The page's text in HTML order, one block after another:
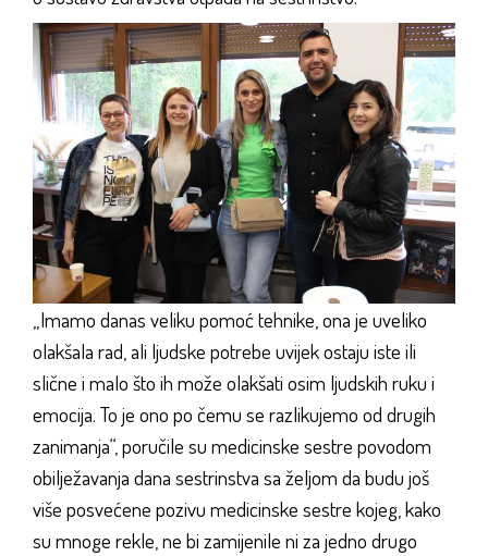
„Imamo danas veliku pomoć tehnike, ona je uveliko
olakšala rad, ali ljudske potrebe uvijek ostaju iste ili
slične i malo što ih može olakšati osim ljudskih ruku i
emocija. To je ono po čemu se razlikujemo od drugih
zanimanja“, poručile su medicinske sestre povodom
obilježavanja dana sestrinstva sa željom da budu još
više posvećene pozivu medicinske sestre kojeg, kako
su mnoge rekle, ne bi zamijenile ni za jedno drugo